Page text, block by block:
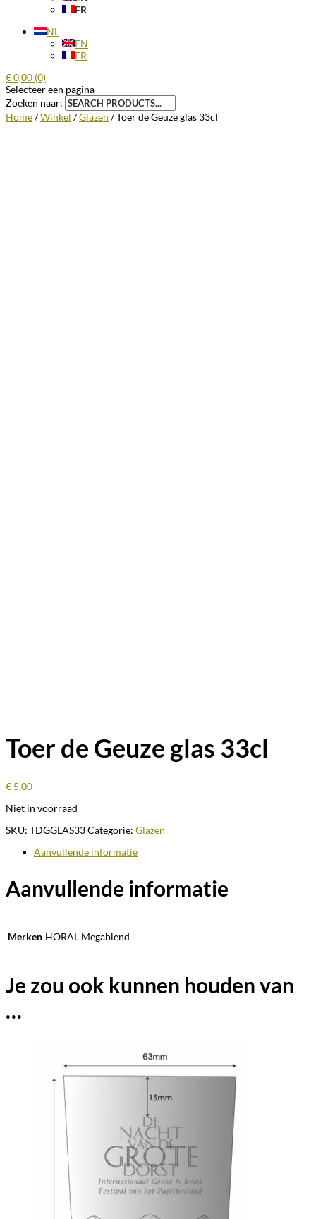
FR
NL
EN
FR
€0,00 (0)
Selecteer een pagina
Zoeken naar:
Home/Winkel /Glazen / Toer de Geuze glas 33cl
Toer de Geuze glas 33cl
€ 5,00
Niet in voorraad
SKU: TDGGLAS33Categorie: Glazen
Aanvullende informatie
Aanvullende informatie
Merken HORAL Megablend
Je zou ook kunnen houden van
…